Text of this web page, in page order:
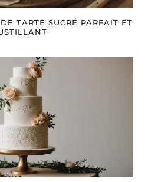
TARTE SUCRÉ PARFAIT ET